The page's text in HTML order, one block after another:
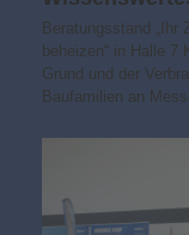
Beratungsstand „Ihr
beheizen“ in Halle 7
Grund und der
Baufamilien an